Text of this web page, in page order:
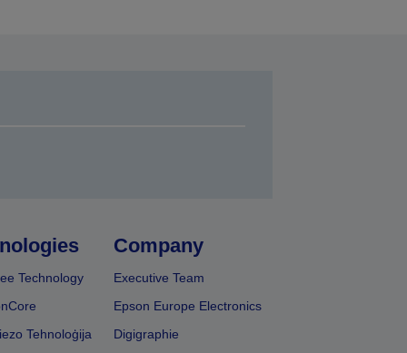
Technology
Tehnoloģija
Company
Executive Team
Epson Europe Electronics
Digigraphie